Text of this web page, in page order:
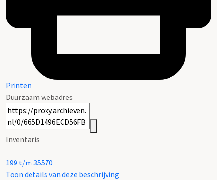
Printen
Duurzaam webadres
Inventaris
199 t/m 35570
Toon details van deze beschrijving